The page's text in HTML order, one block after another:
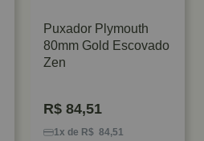
Puxador Plymouth
80mm Gold Escovado
Zen
R$ 84,51
1x de R$ 84,51